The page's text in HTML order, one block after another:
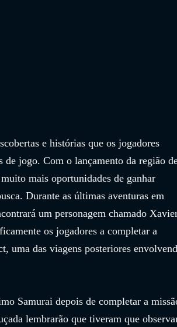
e histórias que os jogadores
de jogo. Com o lançamento da região
mais oportunidades de ganhar
Durante as últimas aventuras em
um personagem chamado
os jogadores a completar a
uma das viagens posteriores
Samurai depois de completar a
lembrarão que tiveram que